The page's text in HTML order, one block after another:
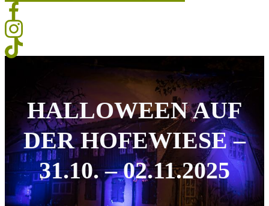
HALLOWEEN AUF
DER HOFEWIESE –
31.10. – 02.11.2025